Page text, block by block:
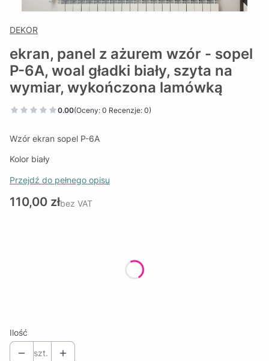
DEKOR
ekran, panel z ażurem wzór - sopel
P-6A, woal gładki biały, szyta na
wymiar, wykończona lamówką
0.00(Oceny: 0 Recenzje: 0)
Wzór ekran sopel P-6A
Kolor biały
Przejdź do pełnego opisu
Cena
110,00 złbez VAT
Ilość
szt.